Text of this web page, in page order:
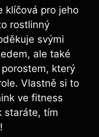
klíčová pro jeho
rostlinný
svými
ale také
který
Vlastně si to
ve fitness
staráte, tím